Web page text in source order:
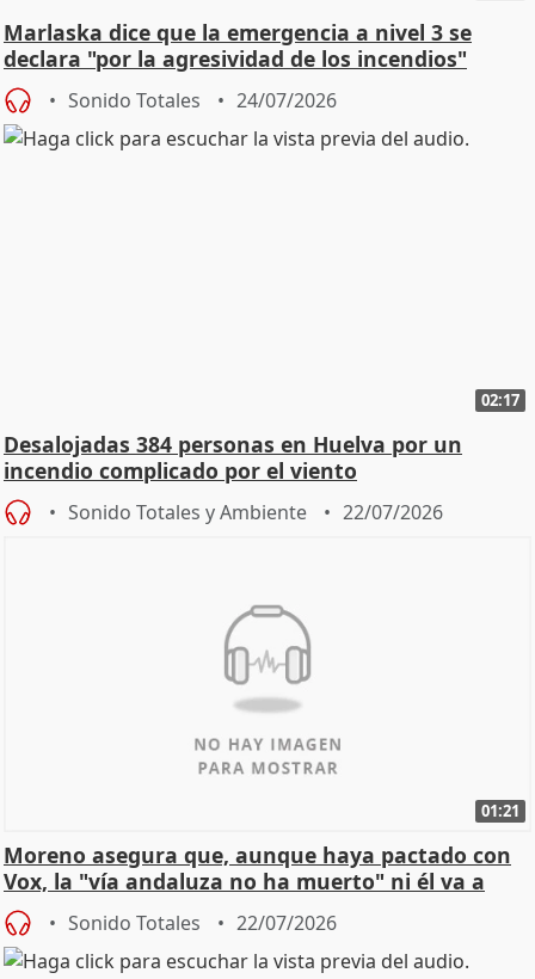
Marlaska dice que la emergencia a nivel 3 se
declara "por la agresividad de los incendios"
Sonido Totales 24/07/2026
02:17
Desalojadas 384 personas en Huelva por un
incendio complicado por el viento
Sonido Totales y Ambiente 22/07/2026
01:21
Moreno asegura que, aunque haya pactado con
Vox, la "vía andaluza no ha muerto" ni él va a
"cambiar"
Sonido Totales 22/07/2026